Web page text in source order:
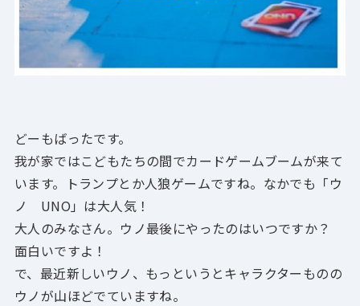
どーもばったです。
我が家ではこどもたちの間でカードゲームブームが来て
います。トランプとか人狼ゲームですね。 なかでも「ウ
ノ UNO」は大人気！
大人のみなさん。ウノ最後にやったのはいつですか？
面白いですよ！
で、最近新しいウノ、もっというとキャラクターものの
ウノが山ほどでていますね。